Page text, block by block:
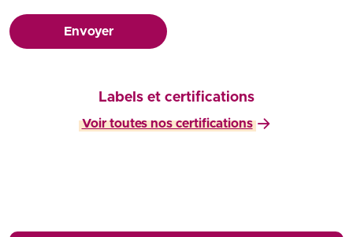
Envoyer
Labels et certifications
Voir toutes nos certifications